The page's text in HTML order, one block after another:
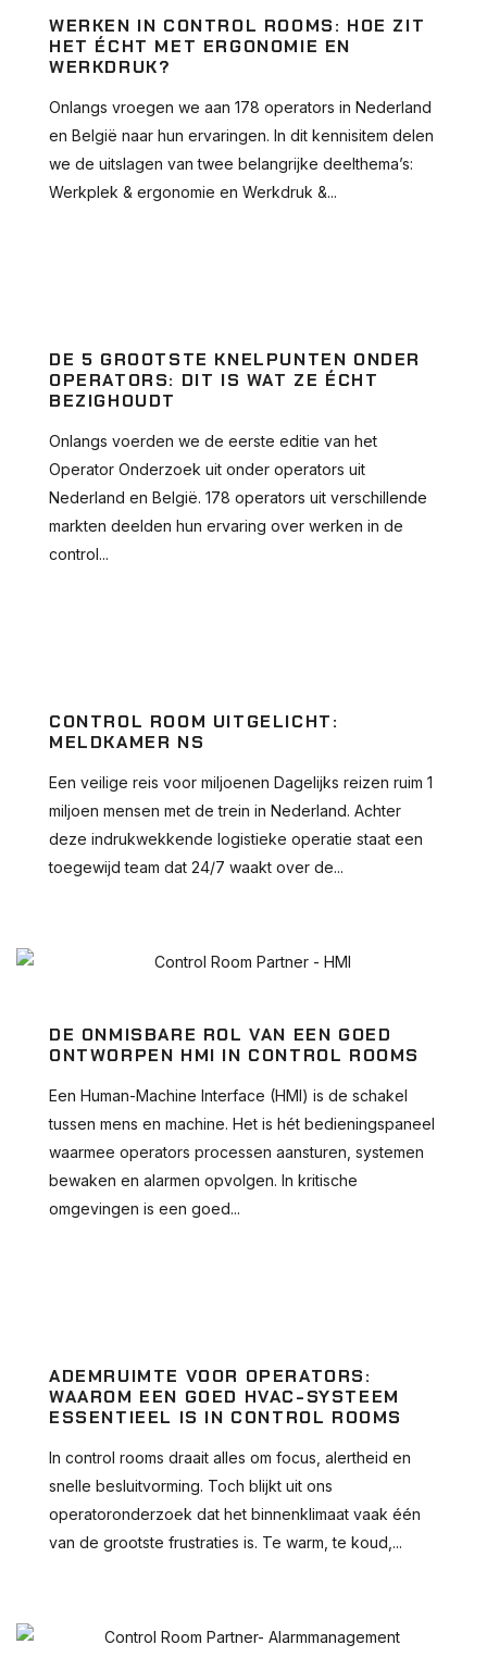
WERKEN IN CONTROL ROOMS: HOE ZIT
HET ÉCHT MET ERGONOMIE EN
WERKDRUK?
Onlangs vroegen we aan 178 operators in Nederland
en België naar hun ervaringen. In dit kennisitem delen
we de uitslagen van twee belangrijke deelthema’s:
Werkplek & ergonomie en Werkdruk &...
DE 5 GROOTSTE KNELPUNTEN ONDER
OPERATORS: DIT IS WAT ZE ÉCHT
BEZIGHOUDT
Onlangs voerden we de eerste editie van het
Operator Onderzoek uit onder operators uit
Nederland en België. 178 operators uit verschillende
markten deelden hun ervaring over werken in de
control...
CONTROL ROOM UITGELICHT:
MELDKAMER NS
Een veilige reis voor miljoenen Dagelijks reizen ruim 1
miljoen mensen met de trein in Nederland. Achter
deze indrukwekkende logistieke operatie staat een
toegewijd team dat 24/7 waakt over de...
DE ONMISBARE ROL VAN EEN GOED
ONTWORPEN HMI IN CONTROL ROOMS
Een Human-Machine Interface (HMI) is de schakel
tussen mens en machine. Het is hét bedieningspaneel
waarmee operators processen aansturen, systemen
bewaken en alarmen opvolgen. In kritische
omgevingen is een goed...
ADEMRUIMTE VOOR OPERATORS:
WAAROM EEN GOED HVAC-SYSTEEM
ESSENTIEEL IS IN CONTROL ROOMS
In control rooms draait alles om focus, alertheid en
snelle besluitvorming. Toch blijkt uit ons
operatoronderzoek dat het binnenklimaat vaak één
van de grootste frustraties is. Te warm, te koud,...